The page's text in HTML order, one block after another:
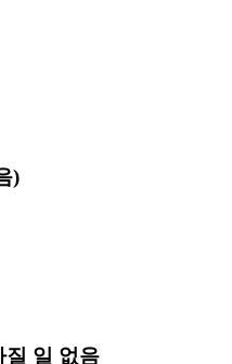
)
질 일 없음